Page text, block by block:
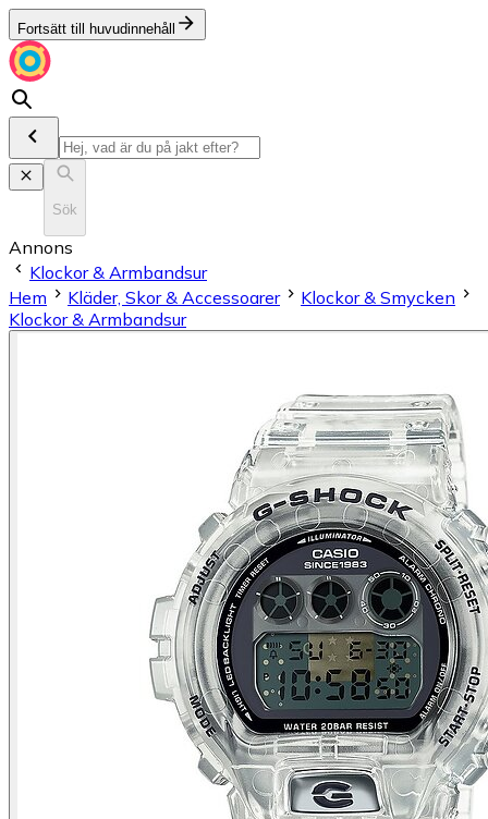
Fortsätt till huvudinnehåll
Sök
Annons
Klockor & Armbandsur
Hem
Kläder, Skor & Accessoarer
Klockor & Smycken
Klockor & Armbandsur